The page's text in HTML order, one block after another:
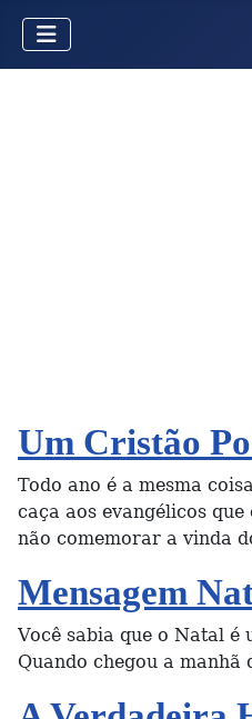
Um Cristão
Todo ano é a mesma
caça aos evangélicos
não comemorar a vinda
Mensagem
Você sabia que o Natal é
Quando chegou a